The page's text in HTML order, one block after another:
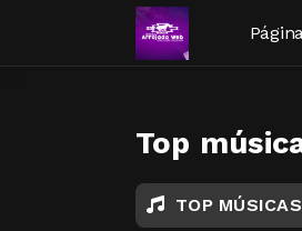
Top
TOP MÚSICAS